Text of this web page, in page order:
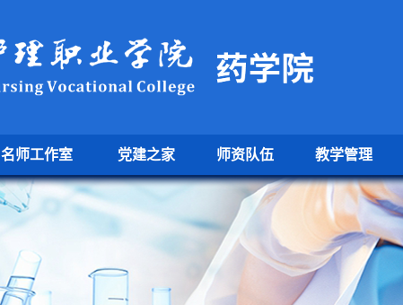
名师工作室 党建之家 师资队伍 教学管理